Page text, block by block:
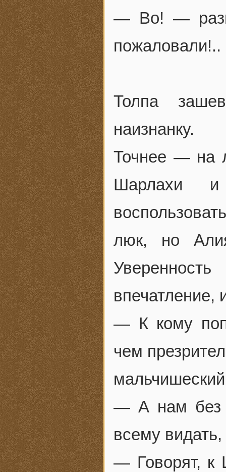
— Во! —
пожаловали!..
Толпа
наизнанку.
Точнее — на
Шарлахи
люк, но
впечатление,
— К кому
чем
— А нам без
всему
— Говорят, к